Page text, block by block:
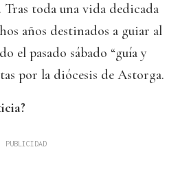
Tras toda una vida dedicada
años destinados a guiar al
el pasado sábado “guía y
por la diócesis de Astorga.